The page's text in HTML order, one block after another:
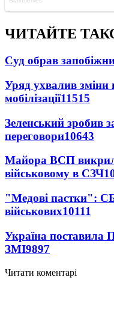
ЧИТАЙТЕ
Суд обрав
Уряд ухвалив зміни
мобілізації11515
Зеленський зробив
переговори10643
Майора ВСП
військовому в СЗЧ
"Медові пастки":
військових10111
Україна поставила
ЗМІ9897
Читати коментарі